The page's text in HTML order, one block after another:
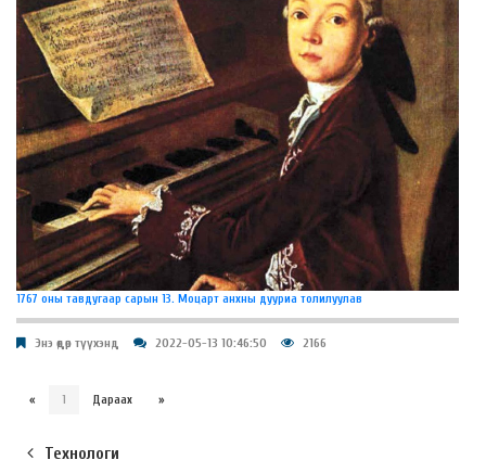
1767 оны тавдугаар сарын 13. Моцарт анхны дууриа толилуулав
Энэ өдөр түүхэнд 2022-05-13 10:46:50 2166
« 1 Дараах »
Технологи